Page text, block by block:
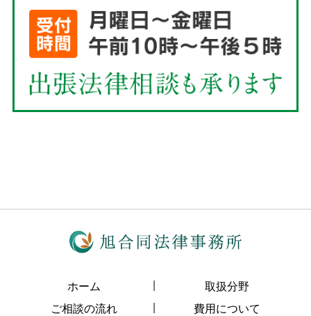
ホーム
取扱分野
ご相談の流れ
費用について